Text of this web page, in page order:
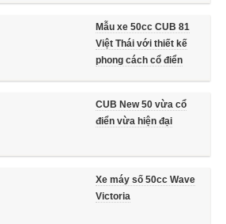
Mẫu xe 50cc CUB 81
Việt Thái với thiết kế
phong cách cổ điển
CUB New 50 vừa cổ
điển vừa hiện đại
Xe máy số 50cc Wave
Victoria